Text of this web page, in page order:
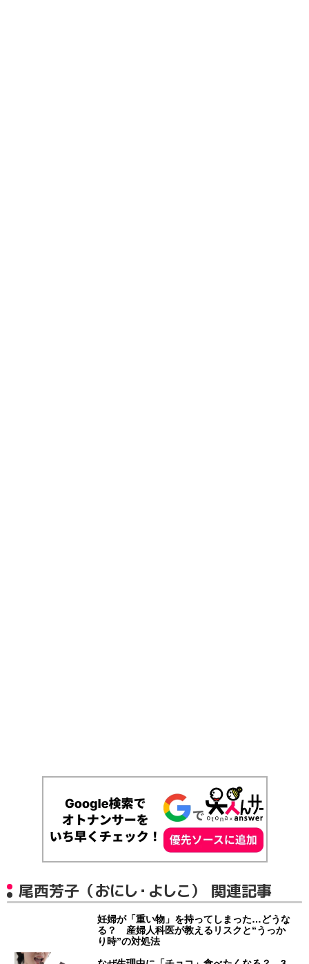
尾西芳子（おにし・よしこ） 関連記事
妊婦が「重い物」を持ってしまった…どうな
る？ 産婦人科医が教えるリスクと“うっか
り時”の対処法